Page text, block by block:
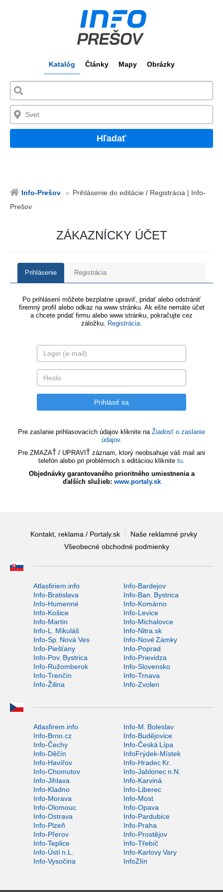
Katalóg Články Mapy Obrázky
Hľadať
Info-Prešov
Prihlásenie do editácie / Registrácia | Info-
Prešov
ZÁKAZNÍCKY ÚČET
Prihlásenie Registrácia
Po prihlásení môžete bezplatne upraviť, pridať alebo odstrániť
firemný profil alebo odkaz na www stránku. Ak ešte nemáte účet
a chcete pridať firmu alebo www stránku, pokračujte cez
záložku. Registrácia.
Pre zaslanie prihlasovacích údajov kliknite na Žiadosť o zaslanie
údajov.
Pre ZMAZAŤ / UPRAVIŤ záznam, ktorý neobsahuje váš mail ani
telefón alebo pri problémoch s editáciou kliknite tu.
Objednávky garantovaného prioritného umiestnenia a
ďalších služieb: www.portaly.sk
Kontakt, reklama / Portaly.sk
Naše reklamné prvky
Všeobecné obchodné podmienky
Atlasfiriem.info
Info-Bardejov
Info-Bratislava
Info-Ban. Bystrica
Info-Humenné
Info-Komárno
Info-Košice
Info-Levice
Info-Martin
Info-Michalovce
Info-L. Mikuláš
Info-Nitra.sk
Info-Sp. Nová Ves
Info-Nové Zámky
Info-Piešťany
Info-Poprad
Info-Pov. Bystrica
Info-Prievidza
Info-Ružomberok
Info-Slovensko
Info-Trenčín
Info-Trnava
Info-Žilina
Info-Zvolen
Atlasfirem.info
Info-M. Boleslav
Info-Brno.cz
Info-Budějovice
Info-Čechy
Info-Česká Lípa
Info-Děčín
InfoFrýdek-Místek
Info-Havířov
Info-Hradec Kr.
Info-Chomutov
Info-Jablonec n.N.
Info-Jihlava
Info-Karviná
Info-Kladno
Info-Liberec
Info-Morava
Info-Most
Info-Olomouc
Info-Opava
Info-Ostrava
Info-Pardubice
Info-Plzeň
Info-Praha
Info-Přerov
Info-Prostějov
Info-Teplice
Info-Třebíč
Info-Ústí n.L.
Info-Karlovy Vary
Info-Vysočina
InfoZlín